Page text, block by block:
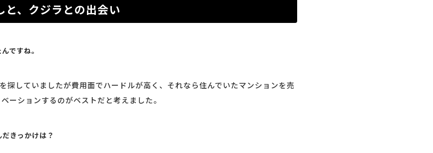
と、クジラとの出会い
ですね。
探していましたが費用面でハードルが高く、それなら住んでいたマンションを売
ーションするのがベストだと考えました。
きっかけは？